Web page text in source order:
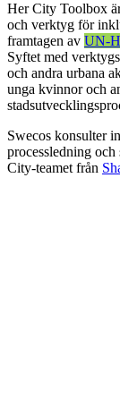
Her City Toolbox
och verktyg för
framtagen av UN-
Syftet med
och andra urbana
unga kvinnor och
Swecos konsulter
processledning
City-teamet från